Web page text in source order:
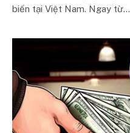
biến tại Việt Nam. Ngay từ…